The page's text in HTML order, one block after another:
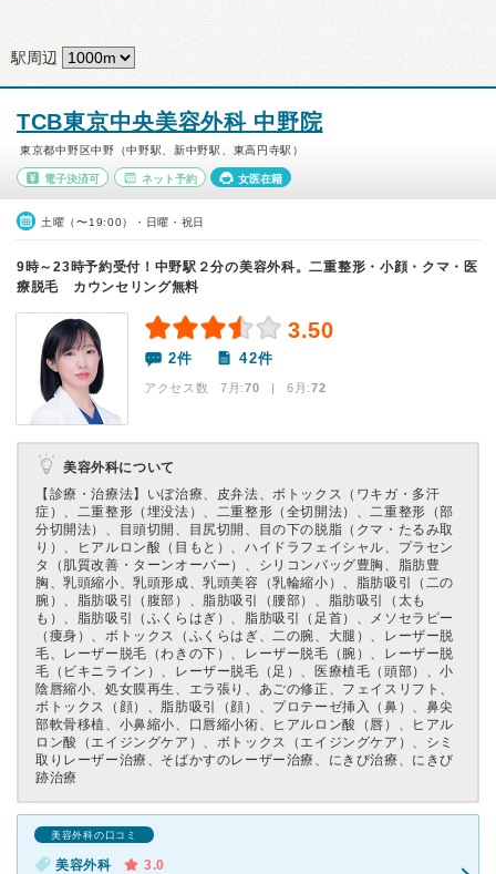
駅周辺
TCB東京中央美容外科 中野院
東京都中野区中野（中野駅、新中野駅、東高円寺駅）
電子決済可 ネット予約 女医在籍
土曜（〜19:00）・日曜・祝日
9時～23時予約受付！中野駅２分の美容外科。二重整形・小顔・クマ・医
療脱毛 カウンセリング無料
3.50
2件 42件
アクセス数 7月:70 | 6月:72
美容外科について
【診療・治療法】 いぼ治療、皮弁法、ボトックス（ワキガ・多汗
症）、二重整形（埋没法）、二重整形（全切開法）、二重整形（部
分切開法）、目頭切開、目尻切開、目の下の脱脂（クマ・たるみ取
り）、ヒアルロン酸（目もと）、ハイドラフェイシャル、プラセン
タ（肌質改善・ターンオーバー）、シリコンバッグ豊胸、脂肪豊
胸、乳頭縮小、乳頭形成、乳頭美容（乳輪縮小）、脂肪吸引（二の
腕）、脂肪吸引（腹部）、脂肪吸引（腰部）、脂肪吸引（太も
も）、脂肪吸引（ふくらはぎ）、脂肪吸引（足首）、メソセラピー
（痩身）、ボトックス（ふくらはぎ、二の腕、大腿）、レーザー脱
毛、レーザー脱毛（わきの下）、レーザー脱毛（腕）、レーザー脱
毛（ビキニライン）、レーザー脱毛（足）、医療植毛（頭部）、小
陰唇縮小、処女膜再生、エラ張り、あごの修正、フェイスリフト、
ボトックス（顔）、脂肪吸引（顔）、プロテーゼ挿入（鼻）、鼻尖
部軟骨移植、小鼻縮小、口唇縮小術、ヒアルロン酸（唇）、ヒアル
ロン酸（エイジングケア）、ボトックス（エイジングケア）、シミ
取りレーザー治療、そばかすのレーザー治療、にきび治療、にきび
跡治療
美容外科の口コミ
美容外科
3.0